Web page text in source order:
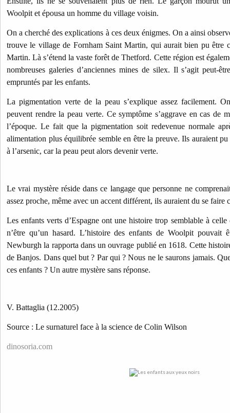
Woolpit et épousa un homme du village voisin.
On a cherché des explications à ces deux énigmes. On a ainsi
trouve le village de Fornham Saint Martin, qui aurait bien pu être
Martin. Là s’étend la vaste forêt de Thetford. Cette région est
nombreuses galeries d’anciennes mines de silex. Il s’agit peut-
empruntés par les enfants.
La pigmentation verte de la peau s’explique assez facilement.
peuvent rendre la peau verte. Ce symptôme s’aggrave en cas de
l’époque. Le fait que la pigmentation soit redevenue normale
alimentation plus équilibrée semble en être la preuve.Ils auraient pu
à l’arsenic, car la peau peut alors devenir verte.
Le vrai mystère réside dans ce langage que personne ne
assez proche, même avec un accent différent, ils auraient du se faire
Les enfants verts d’Espagne ont une histoire trop semblable à
n’être qu’un hasard. L’histoire des enfants de Woolpit pouvait
Newburgh la rapporta dans un ouvrage publié en 1618. Cette
de Banjos. Dans quel but ? Par qui ? Nous ne le saurons jamais.
ces enfants ? Un autre mystère sans réponse.
V. Battaglia (12.2005)
Source : Le surnaturel face à la science de Colin Wilson
dinosoria.com